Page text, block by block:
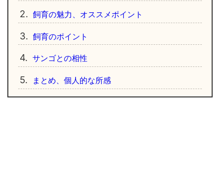
2. 飼育の魅力、オススメポイント
3. 飼育のポイント
4. サンゴとの相性
5. まとめ、個人的な所感